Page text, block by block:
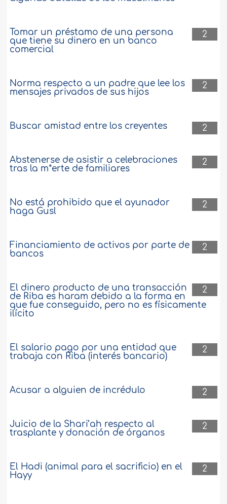
2
Tomar un préstamo de una persona
que tiene su dinero en un banco
comercial
2
Norma respecto a un padre que lee los
mensajes privados de sus hijos
2
Buscar amistad entre los creyentes
2
Abstenerse de asistir a celebraciones
tras la m*erte de familiares
2
No está prohibido que el ayunador
haga Gusl
2
Financiamiento de activos por parte de
bancos
2
El dinero producto de una transacción
de Riba es haram debido a la forma en
que fue conseguido, pero no es físicamente
ilícito
2
El salario pago por una entidad que
trabaja con Riba (interés bancario)
2
Acusar a alguien de incrédulo
2
Juicio de la Shari’ah respecto al
trasplante y donación de órganos
2
El Hadi (animal para el sacrificio) en el
Hayy